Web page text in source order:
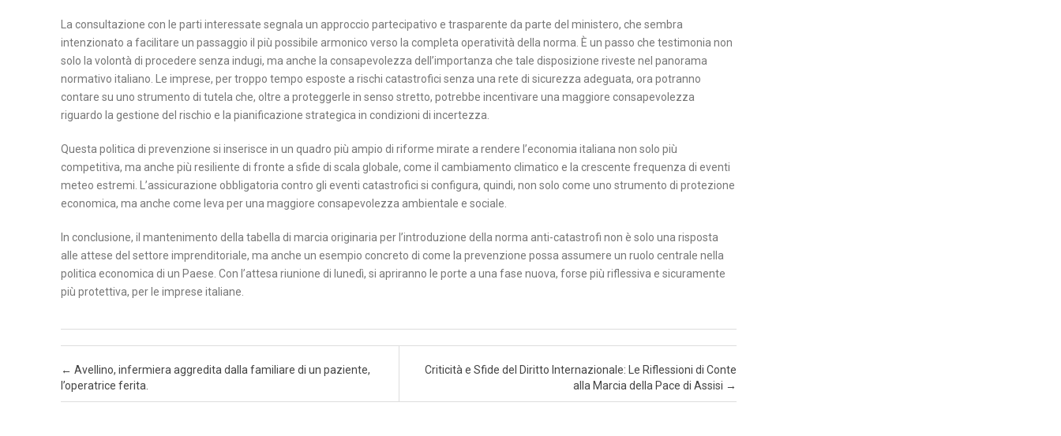
La consultazione con le parti interessate segnala un approccio partecipativo e trasparente da parte del ministero, che sembra
intenzionato a facilitare un passaggio il più possibile armonico verso la completa operatività della norma. È un passo che testimonia non
solo la volontà di procedere senza indugi, ma anche la consapevolezza dell’importanza che tale disposizione riveste nel panorama
normativo italiano. Le imprese, per troppo tempo esposte a rischi catastrofici senza una rete di sicurezza adeguata, ora potranno
contare su uno strumento di tutela che, oltre a proteggerle in senso stretto, potrebbe incentivare una maggiore consapevolezza
riguardo la gestione del rischio e la pianificazione strategica in condizioni di incertezza.
Questa politica di prevenzione si inserisce in un quadro più ampio di riforme mirate a rendere l’economia italiana non solo più
competitiva, ma anche più resiliente di fronte a sfide di scala globale, come il cambiamento climatico e la crescente frequenza di eventi
meteo estremi. L’assicurazione obbligatoria contro gli eventi catastrofici si configura, quindi, non solo come uno strumento di protezione
economica, ma anche come leva per una maggiore consapevolezza ambientale e sociale.
In conclusione, il mantenimento della tabella di marcia originaria per l’introduzione della norma anti-catastrofi non è solo una risposta
alle attese del settore imprenditoriale, ma anche un esempio concreto di come la prevenzione possa assumere un ruolo centrale nella
politica economica di un Paese. Con l’attesa riunione di lunedì, si apriranno le porte a una fase nuova, forse più riflessiva e sicuramente
più protettiva, per le imprese italiane.
Post navigation
← Avellino, infermiera aggredita dalla familiare di un paziente,
l’operatrice ferita.
Criticità e Sfide del Diritto Internazionale: Le Riflessioni di Conte
alla Marcia della Pace di Assisi →